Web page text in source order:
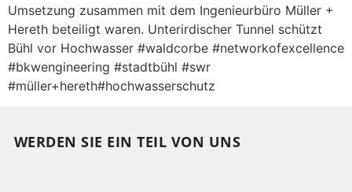
Umsetzung zusammen mit dem Ingenieurbüro Müller +
Hereth beteiligt waren. Unterirdischer Tunnel schützt
Bühl vor Hochwasser #waldcorbe #networkofexcellence
#bkwengineering #stadtbühl #swr
#müller+hereth#hochwasserschutz
WERDEN SIE EIN TEIL VON UNS